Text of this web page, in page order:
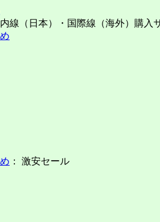
線（日本）・国際線（海外）購入
： 激安セール